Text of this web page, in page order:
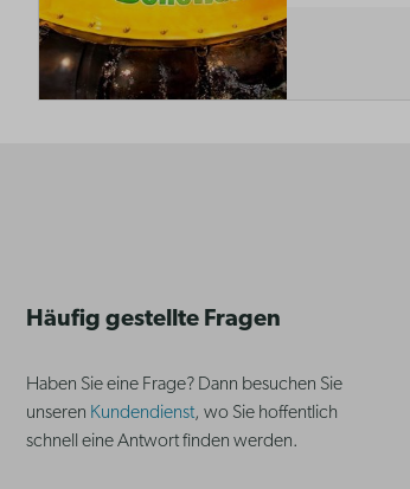
Häufig gestellte Fragen
Haben Sie eine Frage? Dann besuchen Sie
unseren Kundendienst, wo Sie hoffentlich
schnell eine Antwort finden werden.